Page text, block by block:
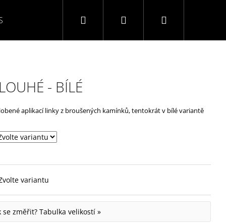
KONTAKTY NAPIŠTE NÁM
Hledat PřihlášeníNákupní
- BÍLÉ
aplikací linky z broušených kamínků, tentokrát v bílé variantě
variantu
se změřit? Tabulka velikostí »